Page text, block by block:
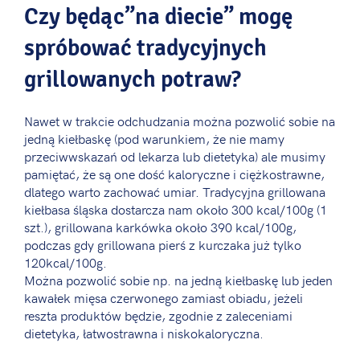
Czy będąc”na diecie” mogę
spróbować tradycyjnych
grillowanych potraw?
Nawet w trakcie odchudzania można pozwolić sobie na
jedną kiełbaskę (pod warunkiem, że nie mamy
przeciwwskazań od lekarza lub dietetyka) ale musimy
pamiętać, że są one dość kaloryczne i ciężkostrawne,
dlatego warto zachować umiar. Tradycyjna grillowana
kiełbasa śląska dostarcza nam około 300 kcal/100g (1
szt.), grillowana karkówka około 390 kcal/100g,
podczas gdy grillowana pierś z kurczaka już tylko
120kcal/100g.
Można pozwolić sobie np. na jedną kiełbaskę lub jeden
kawałek mięsa czerwonego zamiast obiadu, jeżeli
reszta produktów będzie, zgodnie z zaleceniami
dietetyka, łatwostrawna i niskokaloryczna.